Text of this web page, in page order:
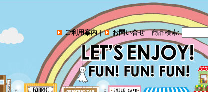
ご利用案内｜ お問い合せ 商品検索: